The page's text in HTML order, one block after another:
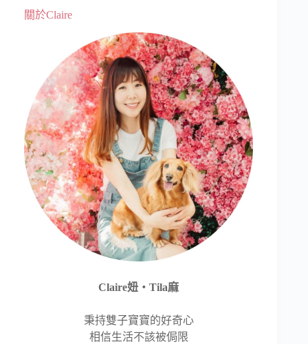
關於Claire
Claire妞‧Tila麻
秉持雙子寶寶的好奇心
相信生活不該被侷限